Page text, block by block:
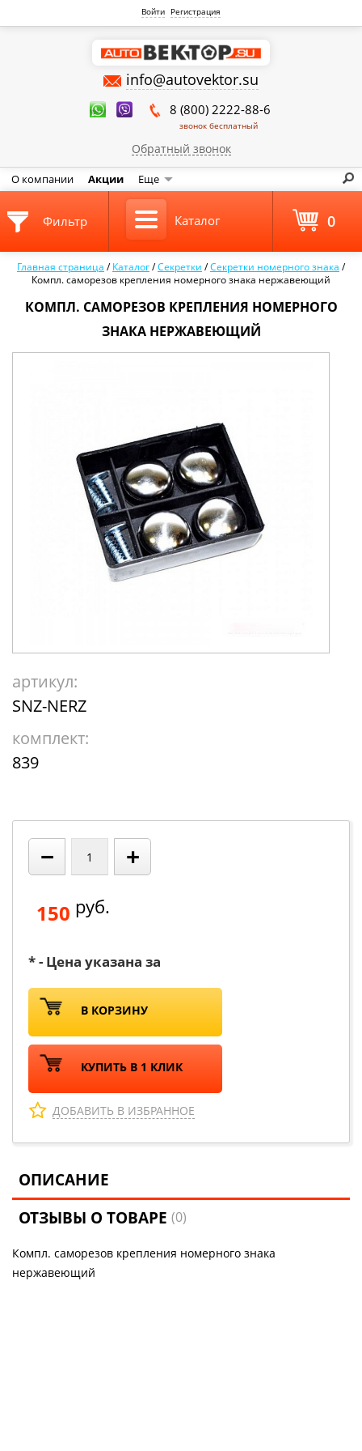
Войти Регистрация
info@autovektor.su
8 (800) 2222-88-6
звонок бесплатный
Обратный звонок
О компании Акции Еще
Главная страница /Каталог/Секретки /Секретки номерного знака /
Компл. саморезов крепления номерного знака нержавеющий
КОМПЛ. САМОРЕЗОВ КРЕПЛЕНИЯ НОМЕРНОГО
ЗНАКА НЕРЖАВЕЮЩИЙ
артикул:
SNZ-NERZ
комплект:
839
− +
150 руб.
* - Цена указана за
В КОРЗИНУ
КУПИТЬ В 1 КЛИК
ДОБАВИТЬ В ИЗБРАННОЕ
ОПИСАНИЕ
ОТЗЫВЫ О ТОВАРЕ(0)
Компл. саморезов крепления номерного знака
нержавеющий
Фильтр Каталог 0